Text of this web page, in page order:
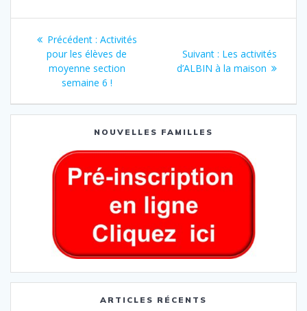
Précédent : Activités
pour les élèves de
moyenne section
semaine 6 !
Suivant : Les activités
d’ALBIN à la maison
NOUVELLES FAMILLES
ARTICLES RÉCENTS